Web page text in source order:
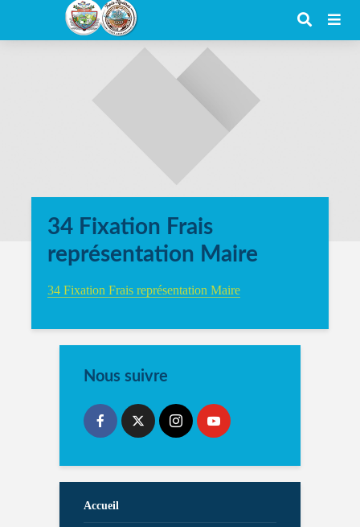
34 Fixation Frais
représentation Maire
34 Fixation Frais représentation Maire
Nous suivre
Accueil